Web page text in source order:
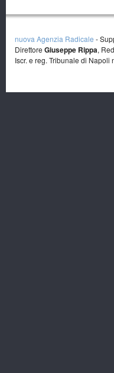
nuova Agenzia Radicale -
Direttore Giuseppe Rippa,
Iscr. e reg. Tribunale di